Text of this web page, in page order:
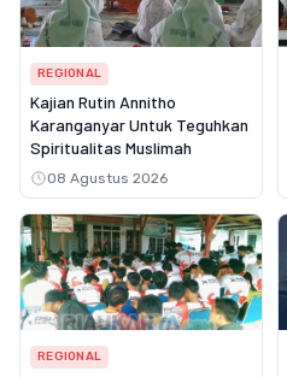
REGIONAL
Kajian Rutin Annitho
Karanganyar Untuk Teguhkan
Spiritualitas Muslimah
08 Agustus 2026
REGIONAL